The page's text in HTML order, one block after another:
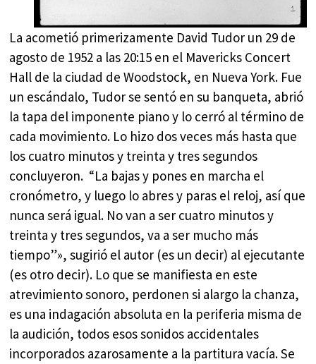
La acometió primerizamente David Tudor un 29 de
agosto de 1952 a las 20:15 en el Mavericks Concert
Hall de la ciudad de Woodstock, en Nueva York. Fue
un escándalo, Tudor se sentó en su banqueta, abrió
la tapa del imponente piano y lo cerró al término de
cada movimiento. Lo hizo dos veces más hasta que
los cuatro minutos y treinta y tres segundos
concluyeron. “La bajas y pones en marcha el
cronómetro, y luego lo abres y paras el reloj, así que
nunca será igual. No van a ser cuatro minutos y
treinta y tres segundos, va a ser mucho más
tiempo”», sugirió el autor (es un decir) al ejecutante
(es otro decir). Lo que se manifiesta en este
atrevimiento sonoro, perdonen si alargo la chanza,
es una indagación absoluta en la periferia misma de
la audición, todos esos sonidos accidentales
incorporados azarosamente a la partitura vacía. Se